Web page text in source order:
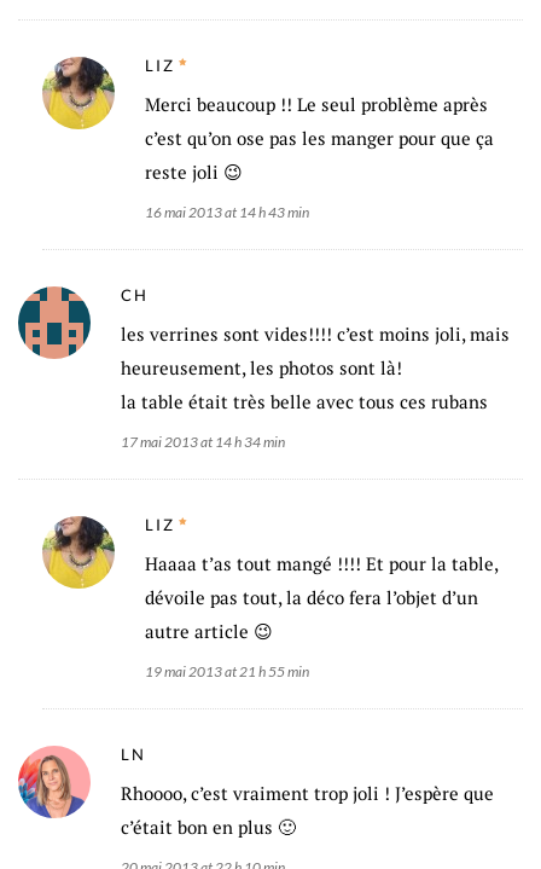
LIZ
Merci beaucoup !! Le seul problème après
c’est qu’on ose pas les manger pour que ça
reste joli 😉
16 mai 2013 at 14 h 43 min
CH
les verrines sont vides!!!! c’est moins joli, mais
heureusement, les photos sont là!
la table était très belle avec tous ces rubans
17 mai 2013 at 14 h 34 min
LIZ
Haaaa t’as tout mangé !!!! Et pour la table,
dévoile pas tout, la déco fera l’objet d’un
autre article 😉
19 mai 2013 at 21 h 55 min
LN
Rhoooo, c’est vraiment trop joli ! J’espère que
c’était bon en plus 🙂